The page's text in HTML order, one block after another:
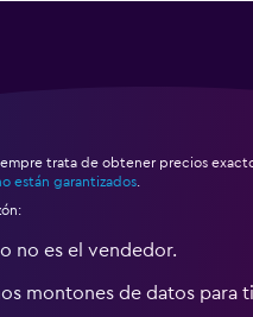
trata de obtener precios
están garantizados
no es el vendedor.
montones de datos para ti